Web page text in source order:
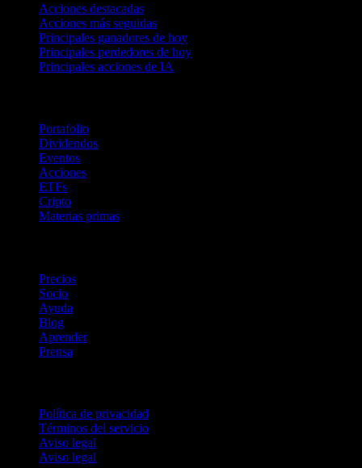
Acciones destacadas
Acciones más seguidas
Principales ganadores de hoy
Principales perdedores de hoy
Principales acciones de IA
Portafolio
Dividendos
Eventos
Acciones
ETFs
Cripto
Materias primas
Precios
Socio
Ayuda
Blog
Aprender
Prensa
Política de privacidad
Términos del servicio
Aviso legal
Aviso legal